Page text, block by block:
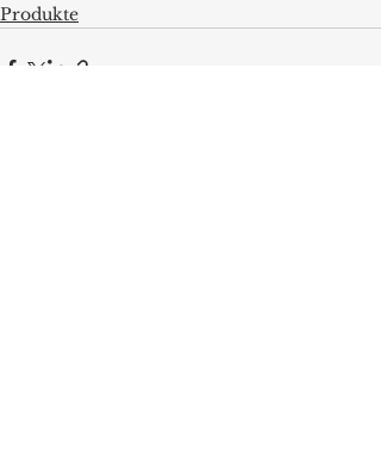
Produkte